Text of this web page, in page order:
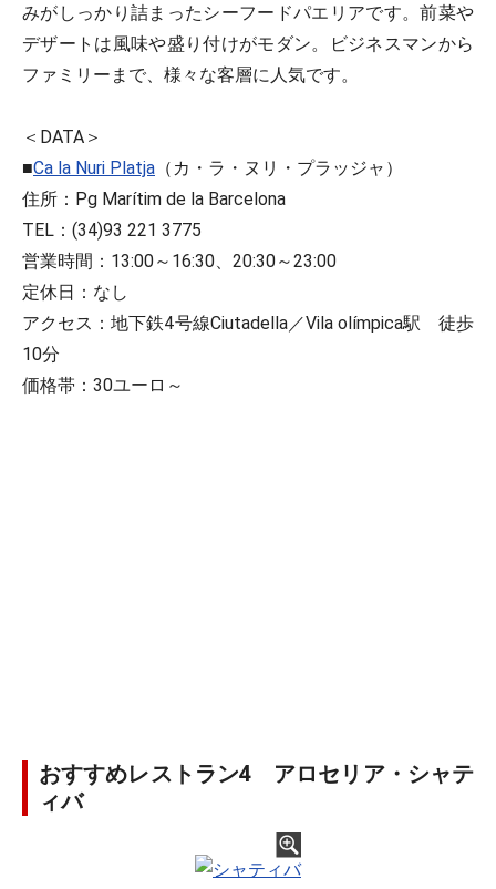
みがしっかり詰まったシーフードパエリアです。前菜や
デザートは風味や盛り付けがモダン。ビジネスマンから
ファミリーまで、様々な客層に人気です。
＜DATA＞
■Ca la Nuri Platja （カ・ラ・ヌリ・プラッジャ）
住所：Pg Marítim de la Barcelona
TEL：(34)93 221 3775
営業時間：13:00～16:30、20:30～23:00
定休日：なし
アクセス：地下鉄4号線Ciutadella／Vila olímpica駅 徒歩
10分
価格帯：30ユーロ～
おすすめレストラン4 アロセリア・シャテ
ィバ